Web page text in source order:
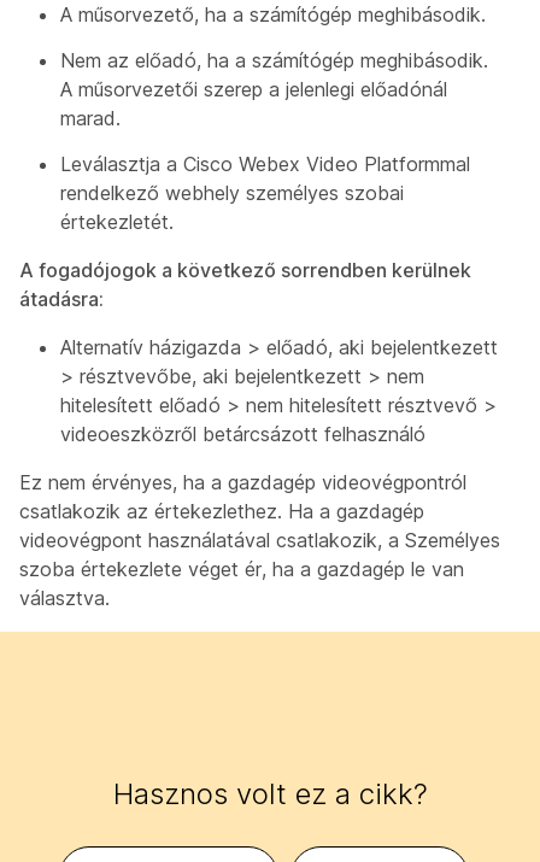
A műsorvezető, ha a számítógép meghibásodik.
Nem az előadó, ha a számítógép meghibásodik.
A műsorvezetői szerep a jelenlegi előadónál
marad.
Leválasztja a Cisco Webex Video Platformmal
rendelkező webhely személyes szobai
értekezletét.
A fogadójogok a következő sorrendben kerülnek
átadásra:
Alternatív házigazda > előadó, aki bejelentkezett
> résztvevőbe, aki bejelentkezett > nem
hitelesített előadó > nem hitelesített résztvevő >
videoeszközről betárcsázott felhasználó
Ez nem érvényes, ha a gazdagép videovégpontról
csatlakozik az értekezlethez. Ha a gazdagép
videovégpont használatával csatlakozik, a Személyes
szoba értekezlete véget ér, ha a gazdagép le van
választva.
Hasznos volt ez a cikk?